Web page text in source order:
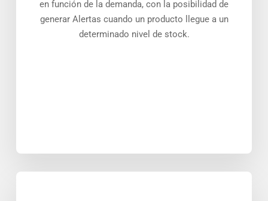
en función de la demanda, con la posibilidad de
generar Alertas cuando un producto llegue a un
determinado nivel de stock.